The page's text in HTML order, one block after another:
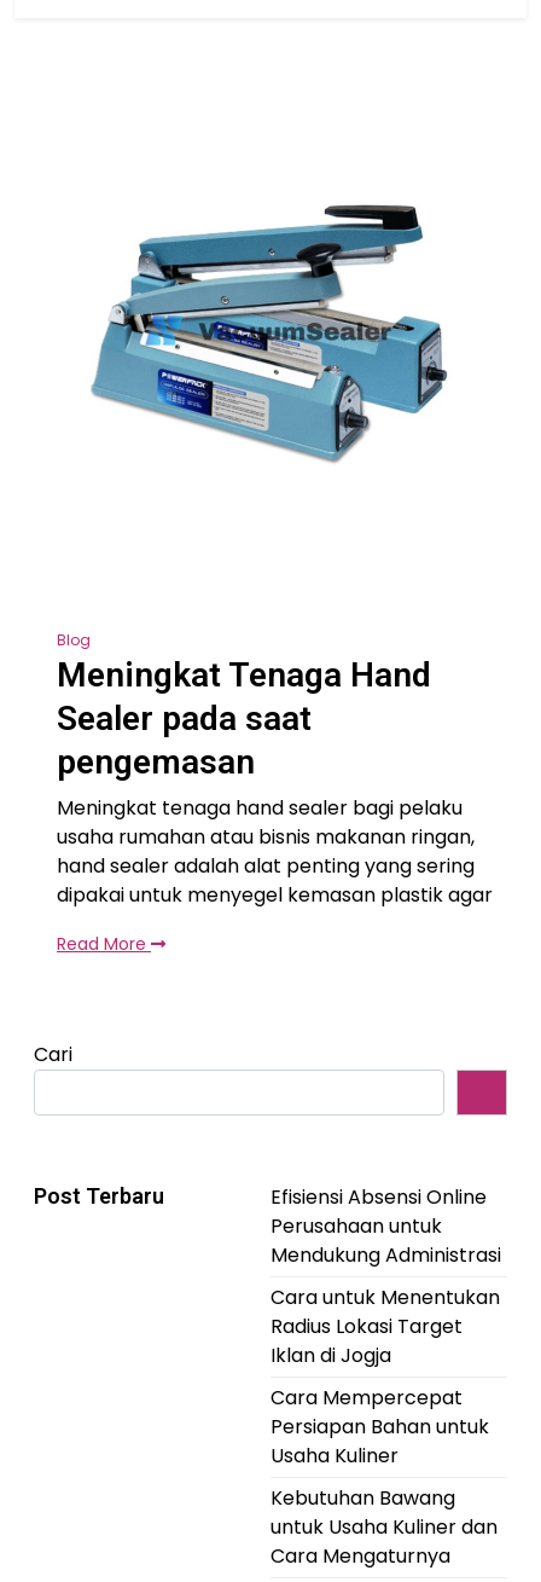
Blog
Meningkat Tenaga Hand
Sealer pada saat
pengemasan
Meningkat tenaga hand sealer bagi pelaku
usaha rumahan atau bisnis makanan ringan,
hand sealer adalah alat penting yang sering
dipakai untuk menyegel kemasan plastik agar
Read More
Cari
Post Terbaru
Efisiensi Absensi Online
Perusahaan untuk
Mendukung Administrasi
Cara untuk Menentukan
Radius Lokasi Target
Iklan di Jogja
Cara Mempercepat
Persiapan Bahan untuk
Usaha Kuliner
Kebutuhan Bawang
untuk Usaha Kuliner dan
Cara Mengaturnya